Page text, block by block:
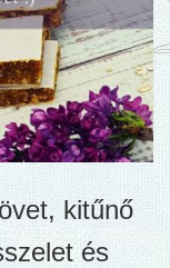
kitűnő
és